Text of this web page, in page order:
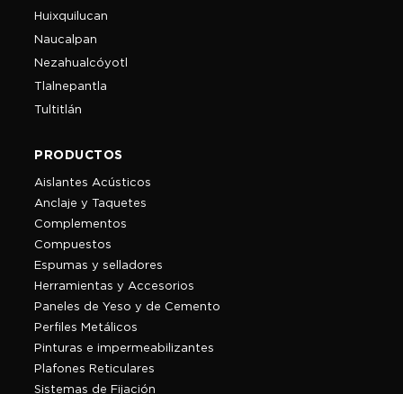
Huixquilucan
Naucalpan
Nezahualcóyotl
Tlalnepantla
Tultitlán
PRODUCTOS
Aislantes Acústicos
Anclaje y Taquetes
Complementos
Compuestos
Espumas y selladores
Herramientas y Accesorios
Paneles de Yeso y de Cemento
Perfiles Metálicos
Pinturas e impermeabilizantes
Plafones Reticulares
Sistemas de Fijación